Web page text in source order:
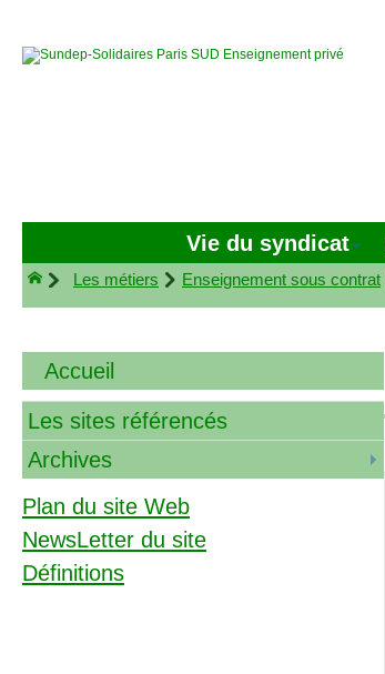
Vie du syndicat
Les métiers Enseignement sous contrat
Accueil
Les sites référencés
Archives
Plan du site Web
NewsLetter du site
Définitions